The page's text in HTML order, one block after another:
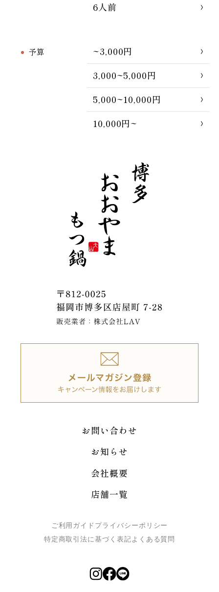
6人前
予算
~3,000円
3,000~5,000円
5,000~10,000円
10,000円~
お問い合わせ
お知らせ
会社概要
店舗一覧
ご利用ガイド プライバシーポリシー
特定商取引法に基づく表記よくある質問